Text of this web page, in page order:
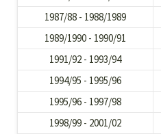
1987/88 - 1988/1989
1989/1990 - 1990/91
1991/92 - 1993/94
1994/95 - 1995/96
1995/96 - 1997/98
1998/99 - 2001/02